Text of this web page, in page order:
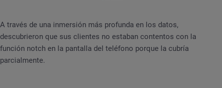
A través de una inmersión más profunda en los datos,
descubrieron que sus clientes no estaban contentos con la
función notch en la pantalla del teléfono porque la cubría
parcialmente.